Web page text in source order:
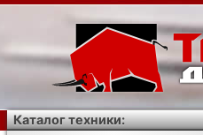
Каталог техники: